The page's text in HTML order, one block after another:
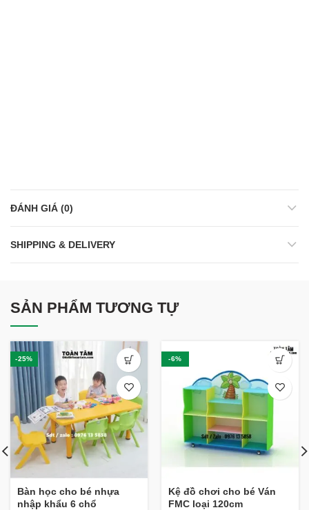
ĐÁNH GIÁ (0)
SHIPPING & DELIVERY
SẢN PHẨM TƯƠNG TỰ
-25%
Bàn học cho bé nhựa
nhập khẩu 6 chổ
-6%
Kệ đồ chơi cho bé Ván
FMC loại 120cm